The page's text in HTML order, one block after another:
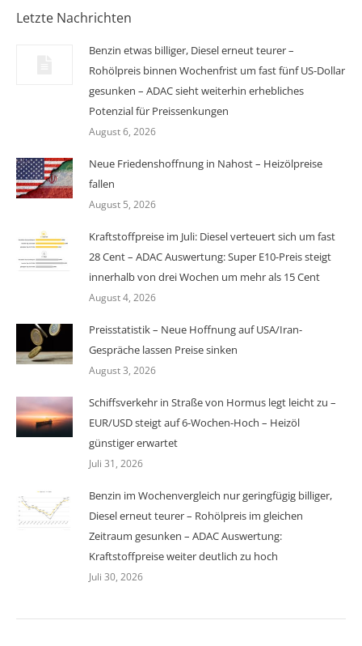
Letzte Nachrichten
Benzin etwas billiger, Diesel erneut teurer –
Rohölpreis binnen Wochenfrist um fast fünf US-Dollar
gesunken – ADAC sieht weiterhin erhebliches
Potenzial für Preissenkungen
August 6, 2026
Neue Friedenshoffnung in Nahost – Heizölpreise
fallen
August 5, 2026
Kraftstoffpreise im Juli: Diesel verteuert sich um fast
28 Cent – ADAC Auswertung: Super E10-Preis steigt
innerhalb von drei Wochen um mehr als 15 Cent
August 4, 2026
Preisstatistik – Neue Hoffnung auf USA/Iran-
Gespräche lassen Preise sinken
August 3, 2026
Schiffsverkehr in Straße von Hormus legt leicht zu –
EUR/USD steigt auf 6-Wochen-Hoch – Heizöl
günstiger erwartet
Juli 31, 2026
Benzin im Wochenvergleich nur geringfügig billiger,
Diesel erneut teurer – Rohölpreis im gleichen
Zeitraum gesunken – ADAC Auswertung:
Kraftstoffpreise weiter deutlich zu hoch
Juli 30, 2026